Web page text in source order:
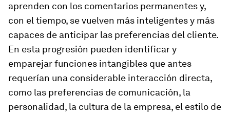
aprenden con los comentarios permanentes y,
con el tiempo, se vuelven más inteligentes y más
capaces de anticipar las preferencias del cliente.
En esta progresión pueden identificar y
emparejar funciones intangibles que antes
requerían una considerable interacción directa,
como las preferencias de comunicación, la
personalidad, la cultura de la empresa, el estilo de